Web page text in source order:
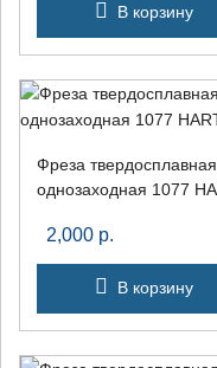
В корзину
Фреза
однозаходная 1077
2,000 р.
В корзину